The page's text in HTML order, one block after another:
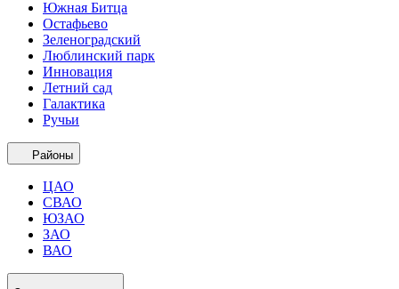
Южная Битца
Остафьево
Зеленоградский
Люблинский парк
Инновация
Летний сад
Галактика
Ручьи
Районы
ЦАО
СВАО
ЮЗАО
ЗАО
ВАО